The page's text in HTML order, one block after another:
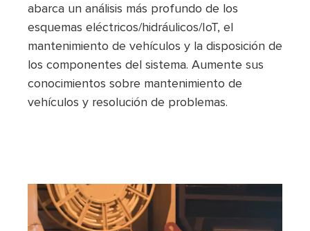
abarca un análisis más profundo de los
esquemas eléctricos/hidráulicos/IoT, el
mantenimiento de vehículos y la disposición de
los componentes del sistema. Aumente sus
conocimientos sobre mantenimiento de
vehículos y resolución de problemas.